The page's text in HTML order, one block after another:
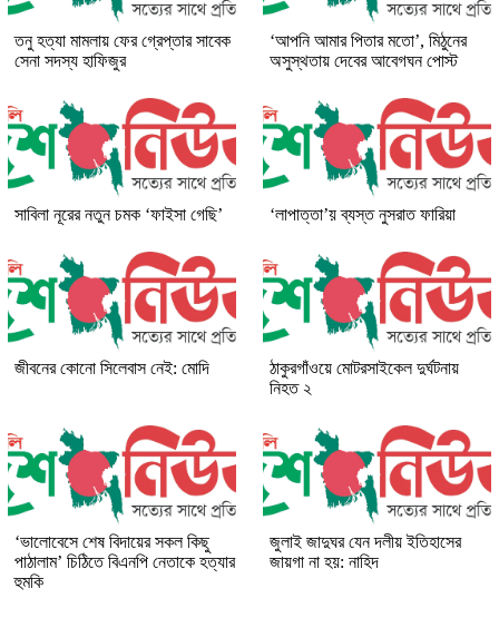
তনু হত্যা মামলায় ফের গ্রেপ্তার সাবেক
সেনা সদস্য হাফিজুর
‘আপনি আমার পিতার মতো’, মিঠুনের
অসুস্থতায় দেবের আবেগঘন পোস্ট
সাবিলা নূরের নতুন চমক ‘ফাইসা গেছি’ ‘লাপাত্তা’য় ব্যস্ত নুসরাত ফারিয়া
জীবনের কোনো সিলেবাস নেই: মোদি
ঠাকুরগাঁওয়ে মোটরসাইকেল দুর্ঘটনায়
নিহত ২
‘ভালোবেসে শেষ বিদায়ের সকল কিছু
পাঠালাম’ চিঠিতে বিএনপি নেতাকে হত্যার
হুমকি
জুলাই জাদুঘর যেন দলীয় ইতিহাসের
জায়গা না হয়: নাহিদ